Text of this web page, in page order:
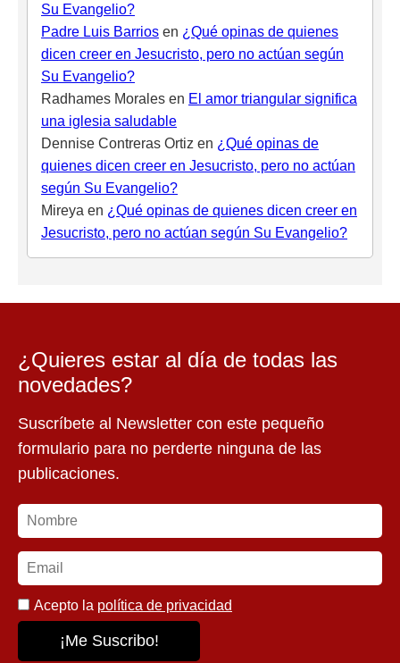
Su Evangelio?
Padre Luis Barrios en ¿Qué opinas de quienes
dicen creer en Jesucristo, pero no actúan según
Su Evangelio?
Radhames Morales en El amor triangular significa
una iglesia saludable
Dennise Contreras Ortiz en ¿Qué opinas de
quienes dicen creer en Jesucristo, pero no actúan
según Su Evangelio?
Mireya en ¿Qué opinas de quienes dicen creer en
Jesucristo, pero no actúan según Su Evangelio?
¿Quieres estar al día de todas las
novedades?
Suscríbete al Newsletter con este pequeño
formulario para no perderte ninguna de las
publicaciones.
Acepto la política de privacidad